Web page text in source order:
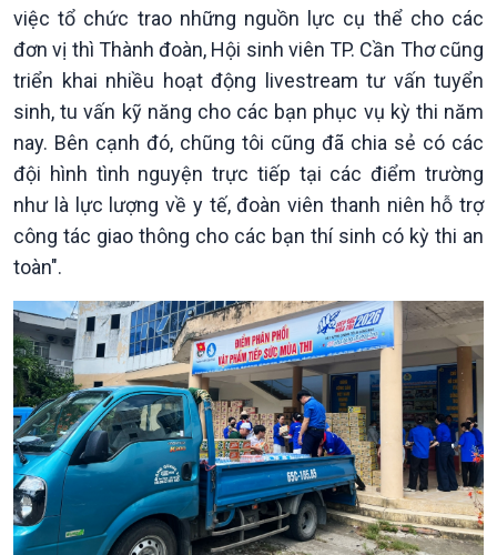
thương mại
Tìm hiểu biển, đảo Việt
Nam
Xã hội
Tin Đời sống & Xã hội
360 độ Sức khỏe
Chuyển đổi Xanh
Tài nguyên và Môi trường
Chuyên gia của bạn
Xã hội chuyển động
Bước chân đến trường
Khoa học & Công nghệ
Tin Khoa học & Công nghệ
Kết nối công nghệ
Sống chung với biến đổi
khí hậu
việc tổ chức trao những nguồn lực cụ thể cho các
đơn vị thì Thành đoàn, Hội sinh viên TP. Cần Thơ cũng
triển khai nhiều hoạt động livestream tư vấn tuyển
sinh, tu vấn kỹ năng cho các bạn phục vụ kỳ thi năm
nay. Bên cạnh đó, chũng tôi cũng đã chia sẻ có các
đội hình tình nguyện trực tiếp tại các điểm trường
như là lực lượng về y tế, đoàn viên thanh niên hỗ trợ
công tác giao thông cho các bạn thí sinh có kỳ thi an
toàn".